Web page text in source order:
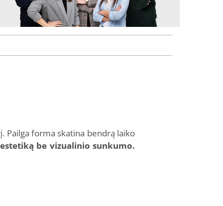
Pailga forma skatina bendrą laiko
be vizualinio sunkumo.